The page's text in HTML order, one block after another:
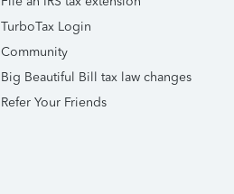
TurboTax Login
Community
Big Beautiful Bill tax law changes
Refer Your Friends